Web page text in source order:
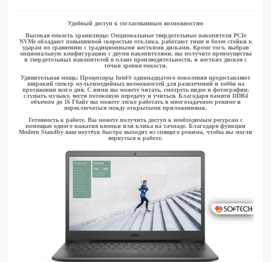
Удобный доступ к согласованным возможностям
Высокая емкость хранилища:Опциональные твердотельные накопители PCIe
NVMe обладают повышенной скоростью отклика, работают тише и более стойки к
ударам по сравнению с традиционными жесткими дисками. Кроме того, выбрав
опциональную конфигурацию с двумя накопителями, вы получите преимущества
и твердотельных накопителей в плане производительности, и жестких дисков с
точки зрения емкости.
Удивительная мощь: Процессоры Intel® одиннадцатого поколения предоставляют
широкий спектр мультимедийных возможностей для развлечений и хобби на
протяжении всего дня. С ними вы можете читать, смотреть видео и фотографии,
слушать музыку, вести потоковую передачу и учиться. Благодаря памяти DDR4
объемом до 16 Гбайт вы можете легко работать в многозадачном режиме и
переключаться между открытыми приложениями.
Готовность к работе. Вы можете получить доступ к необходимым ресурсам с
помощью одного нажатия кнопки или клика на тачпаде. Благодаря функции
Modern Standby ваш ноутбук быстро выходит из спящего режима, чтобы вы могли
вернуться к работе.